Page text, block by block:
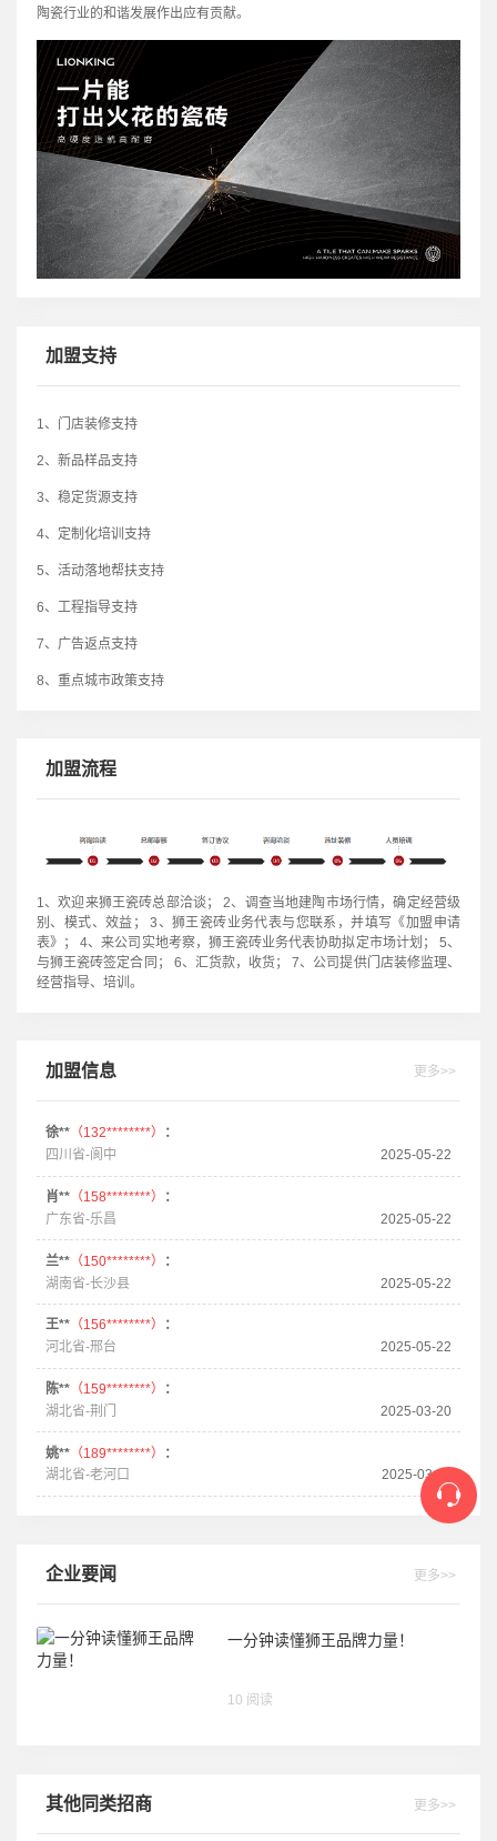
陶瓷行业的和谐发展作出应有贡献。
加盟支持
1、门店装修支持
2、新品样品支持
3、稳定货源支持
4、定制化培训支持
5、活动落地帮扶支持
6、工程指导支持
7、广告返点支持
8、重点城市政策支持
加盟流程
1、欢迎来狮王瓷砖总部洽谈； 2、调查当地建陶市场行情，确定经营级
别、模式、效益； 3、狮王瓷砖业务代表与您联系，并填写《加盟申请
表》； 4、来公司实地考察，狮王瓷砖业务代表协助拟定市场计划； 5、
与狮王瓷砖签定合同； 6、汇货款，收货； 7、公司提供门店装修监理、
经营指导、培训。
加盟信息 更多>>
徐**（132********）
：
四川省-阆中
2025-05-22
肖**（158********）
：
广东省-乐昌
2025-05-22
兰**（150********）
：
湖南省-长沙县
2025-05-22
王**（156********）
：
河北省-邢台
2025-05-22
陈**（159********）
：
湖北省-荆门
2025-03-20
姚**（189********）
：
湖北省-老河口
2025-03-11
企业要闻 更多>>
一分钟读懂狮王品牌力量！
10 阅读
其他同类招商 更多>>